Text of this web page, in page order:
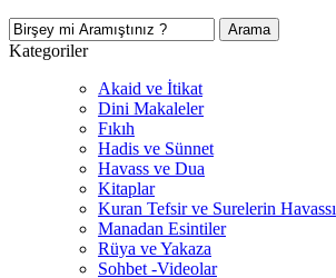
Kategoriler
Akaid ve İtikat
Dini Makaleler
Fıkıh
Hadis ve Sünnet
Havass ve Dua
Kitaplar
Kuran Tefsir ve Surelerin Havassı
Manadan Esintiler
Rüya ve Yakaza
Sohbet -Videolar